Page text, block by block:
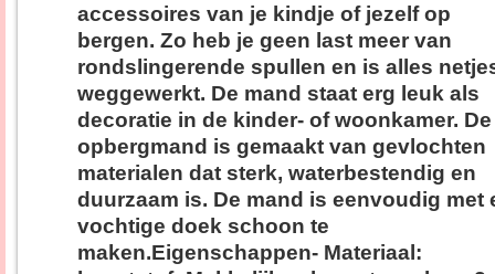
accessoires van je kindje of jezelf op
bergen. Zo heb je geen last meer van
rondslingerende spullen en is alles
weggewerkt. De mand staat erg leuk als
decoratie in de kinder- of woonkamer. De
opbergmand is gemaakt van gevlochten
materialen dat sterk, waterbestendig en
duurzaam is. De mand is eenvoudig met
vochtige doek schoon te
maken.Eigenschappen- Materiaal: